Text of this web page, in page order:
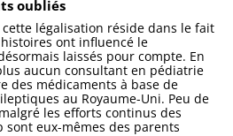
oubliés
légalisation réside dans le fait
ont influencé le
laissés pour compte. En
aucun consultant en pédiatrie
des médicaments à base de
au Royaume-Uni. Peu de
les efforts continus des
eux-mêmes des parents